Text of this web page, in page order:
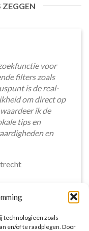
technologieën zoals
en/of te raadplegen. Door
voor
filters zoals
is de real-
om direct op
ik de
tips en
en